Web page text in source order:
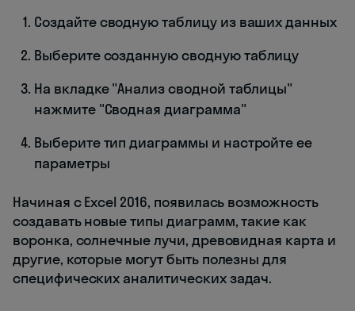
Создайте сводную таблицу из ваших данных
Выберите созданную сводную таблицу
На вкладке "Анализ сводной таблицы"
нажмите "Сводная диаграмма"
Выберите тип диаграммы и настройте ее
параметры
Начиная с Excel 2016, появилась возможность
создавать новые типы диаграмм, такие как
воронка, солнечные лучи, древовидная карта и
другие, которые могут быть полезны для
специфических аналитических задач.